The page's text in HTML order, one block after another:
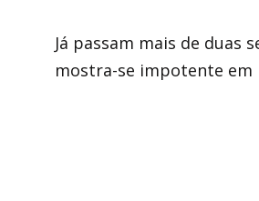
Já passam mais de duas
mostra-se impotente em